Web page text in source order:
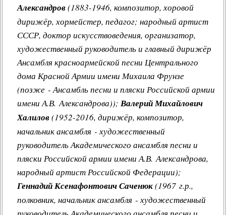
Александров(1883-1946, композитор, хоровой
дирижёр, хормейстер, педагог; народный артист
СССР, доктор искусствоведения, организатор,
художественный руководитель и главный дирижёр
Ансамбля красноармейской песни Центрального
дома Красной Армии имени Михаила Фрунзе
(позже - Ансамбль песни и пляски Российской армии
имени А.В. Александрова)); Валерий Михайлович
Халилов(1952-2016, дирижёр, композитор,
начальник ансамбля - художественный
руководитель Академического ансамбля песни и
пляски Российской армии имени А.В. Александрова,
народный артист Российской Федерации);
Геннадий Ксенафонтович Саченюк(1967 г.р.,
полковник, начальник ансамбля - художественный